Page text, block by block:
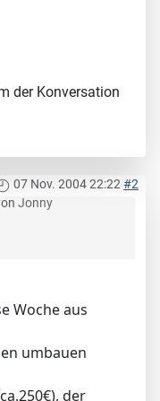
der Konversation
07 Nov. 2004 22:22#2
Jonny
Woche aus
umbauen
der